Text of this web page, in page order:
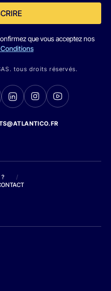
que vous acceptez nos
tous droits réservés.
?
/